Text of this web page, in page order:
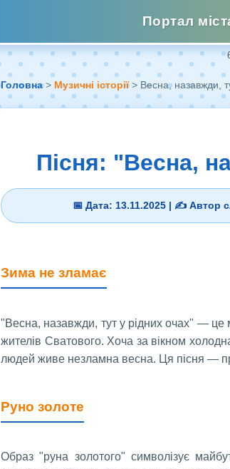
Портал
Головна> Музичні історії> Весна, назавжди,
Пісня: "Весна,
📅 Дата: 13.11.2025 | ✍️ Автор
Зима не зламає
"Весна, назавжди, тут у рідних очах" — це
жителів Сватового. Хоча за вікном
людей живе незламна весна. Ця пісня —
Руно золоте
Образ "руна золотого" символізує